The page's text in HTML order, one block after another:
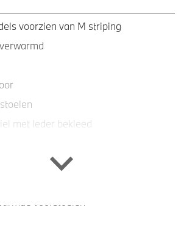
voorzien van M striping
met leder bekleed
in Anthrazit uitgevoerd